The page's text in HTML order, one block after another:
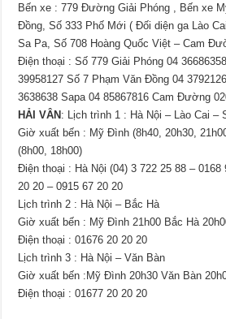
Bến xe : 779 Đường Giải Phóng , Bến xe
Đồng, Số 333 Phố Mới ( Đối diện ga Lào
Sa Pa, Số 708 Hoàng Quốc Việt – Cam
Điện thoại : Số 779 Giải Phóng 04
39958127 Số 7 Phạm Văn Đồng 04
3638638 Sapa 04 85867816 Cam Đường
HẢI VÂN: Lịch trình 1 : Hà Nội – Lào Cai –
Giờ xuất bến : Mỹ Đình (8h40, 20h30,
(8h00, 18h00)
Điện thoại : Hà Nội (04) 3 722 25 88 – 0168
20 20 – 0915 67 20 20
Lịch trình 2 : Hà Nội – Bắc Hà
Giờ xuất bến : Mỹ Đình 21h00 Bắc Hà
Điện thoại : 01676 20 20 20
Lịch trình 3 : Hà Nội – Văn Bàn
Giờ xuất bến :Mỹ Đình 20h30 Văn Bàn
Điện thoại : 01677 20 20 20